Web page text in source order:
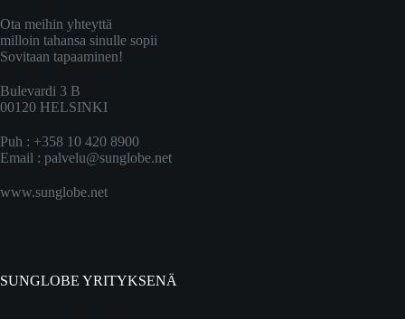
Ota meihin yhteyttä
milloin tahansa sinulle sopii
Sovitaan tapaaminen!
Bulevardi 3 B
00120 HELSINKI
Puh : +358 10 420 8900
Email : palvelu@sunglobe.net
www.sunglobe.net
SUNGLOBE YRITYKSENÄ